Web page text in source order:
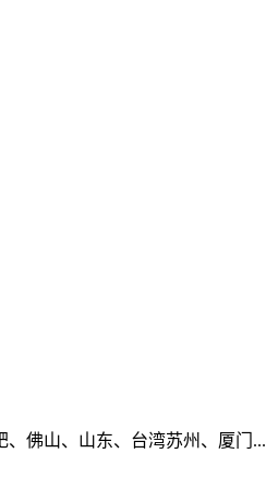
佛山、山东、台湾苏州、厦门...